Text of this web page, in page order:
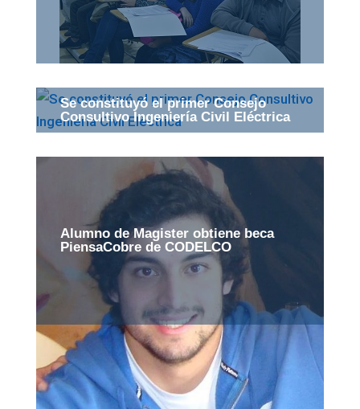
Se constituyó el primer Consejo
Consultivo Ingeniería Civil Eléctrica
Alumno de Magister obtiene beca
PiensaCobre de CODELCO
Página 144 de 145 «